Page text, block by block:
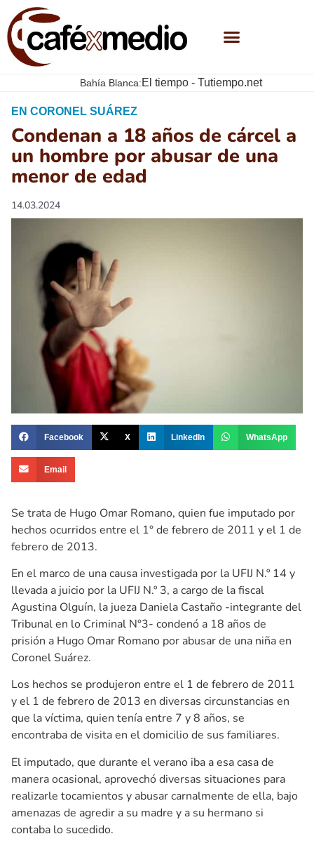
Bahía Blanca:El tiempo - Tutiempo.net
EN CORONEL SUÁREZ
Condenan a 18 años de cárcel a
un hombre por abusar de una
menor de edad
14.03.2024
Facebook X LinkedIn WhatsApp
Email
Se trata de Hugo Omar Romano, quien fue imputado por
hechos ocurridos entre el 1° de febrero de 2011 y el 1 de
febrero de 2013.
En el marco de una causa investigada por la UFIJ N.º 14 y
llevada a juicio por la UFIJ N.º 3, a cargo de la fiscal
Agustina Olguín, la jueza Daniela Castaño -integrante del
Tribunal en lo Criminal N°3- condenó a 18 años de
prisión a Hugo Omar Romano por abusar de una niña en
Coronel Suárez.
Los hechos se produjeron entre el 1 de febrero de 2011
y el 1 de febrero de 2013 en diversas circunstancias en
que la víctima, quien tenía entre 7 y 8 años, se
encontraba de visita en el domicilio de sus familiares.
El imputado, que durante el verano iba a esa casa de
manera ocasional, aprovechó diversas situaciones para
realizarle tocamientos y abusar carnalmente de ella, bajo
amenazas de agredir a su madre y a su hermano si
contaba lo sucedido.